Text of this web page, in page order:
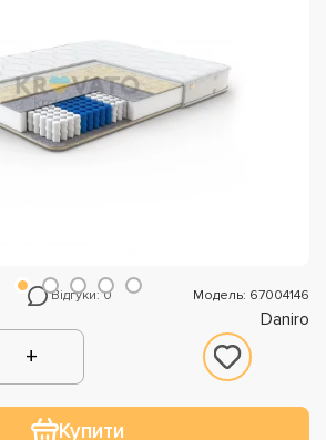
Відгуки: 0 Модель: 67004146
Daniro
Купити